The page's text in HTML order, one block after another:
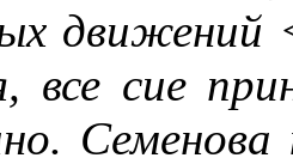
все сие